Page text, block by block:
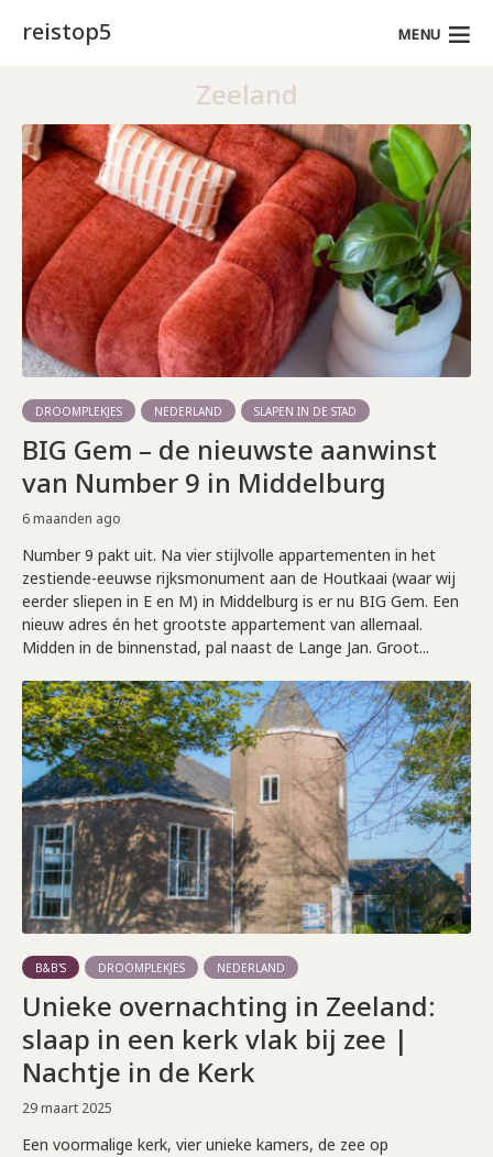
reistop5 MENU
Zeeland
DROOMPLEKJES NEDERLAND SLAPEN IN DE STAD
BIG Gem – de nieuwste aanwinst
van Number 9 in Middelburg
6 maanden ago
Number 9 pakt uit. Na vier stijlvolle appartementen in het
zestiende-eeuwse rijksmonument aan de Houtkaai (waar wij
eerder sliepen in E en M) in Middelburg is er nu BIG Gem. Een
nieuw adres én het grootste appartement van allemaal.
Midden in de binnenstad, pal naast de Lange Jan. Groot...
B&B'S DROOMPLEKJES NEDERLAND
Unieke overnachting in Zeeland:
slaap in een kerk vlak bij zee |
Nachtje in de Kerk
29 maart 2025
Een voormalige kerk, vier unieke kamers, de zee op